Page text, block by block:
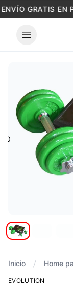
Skip to content
GRATIS EN
0
Inicio Home
EVOLUTION